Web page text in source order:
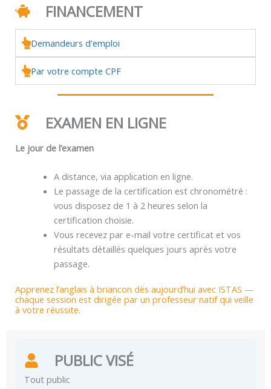
FINANCEMENT
Demandeurs d'emploi
Par votre compte CPF
EXAMEN EN LIGNE
Le jour de l’examen
A distance, via application en ligne.
Le passage de la certification est chronométré :
vous disposez de 1 à 2 heures selon la
certification choisie.
Vous recevez par e-mail votre certificat et vos
résultats détaillés quelques jours après votre
passage.
Apprenez l’anglais à briancon dès aujourd’hui avec ISTAS —
chaque session est dirigée par un professeur natif qui veille
à votre réussite.
PUBLIC VISÉ
Tout public